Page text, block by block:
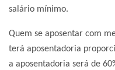
salário mínimo.
Quem se aposentar com
terá aposentadoria
a aposentadoria será de